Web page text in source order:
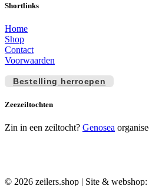
Shortlinks
Home
Shop
Contact
Voorwaarden
Bestelling herroepen
Zeezeiltochten
Zin in een zeiltocht? Genosea
© 2026 zeilers.shop | Site & webshop: